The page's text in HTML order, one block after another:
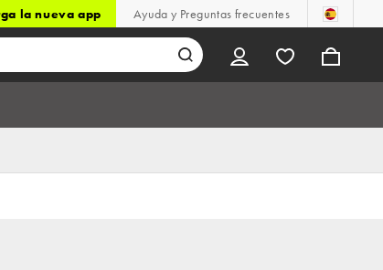
la nueva app Ayuda y Preguntas frecuentes